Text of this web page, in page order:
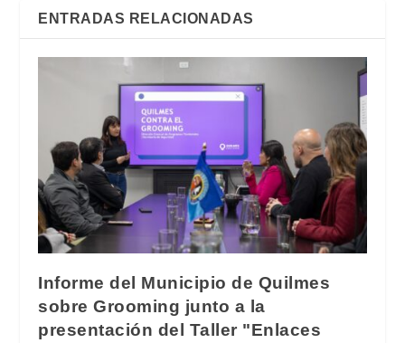
ENTRADAS RELACIONADAS
Informe del Municipio de Quilmes
sobre Grooming junto a la
presentación del Taller "Enlaces